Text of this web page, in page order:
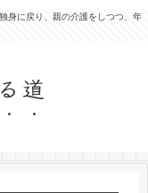
身に戻り、親の介護をしつつ、年
道